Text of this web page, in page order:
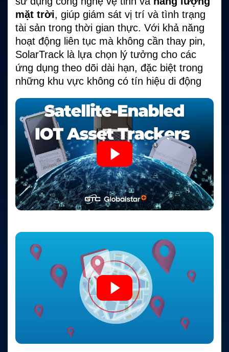
mặt trời, giúp giám sát vị trí và tình trạng
tài sản trong thời gian thực. Với khả năng
hoạt động liên tục mà không cần thay pin,
SolarTrack là lựa chọn lý tưởng cho các
ứng dụng theo dõi dài hạn, đặc biệt trong
những khu vực không có tín hiệu di động